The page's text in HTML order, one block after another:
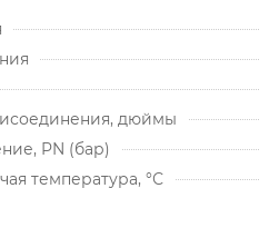
дюймы
PN (бар)
температура, °С